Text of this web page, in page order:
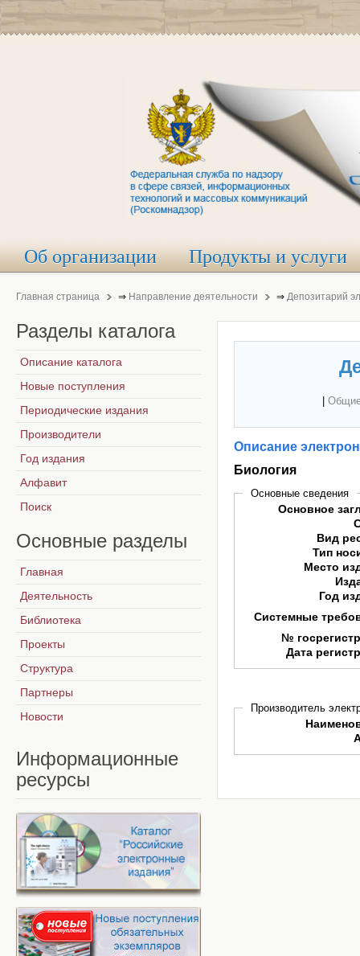
Об организации Продукты и услуги
Главная страница ⇒ Направление деятельности ⇒ Депозитарий
Описание
Биология
Основные сведения
Основное
Вид
Тип
Место
Год
Системные
№
Дата
Производитель
Разделы каталога
Описание каталога
Новые поступления
Периодические издания
Производители
Год издания
Алфавит
Поиск
Основные разделы
Главная
Деятельность
Библиотека
Проекты
Структура
Партнеры
Новости
Информационные
ресурсы